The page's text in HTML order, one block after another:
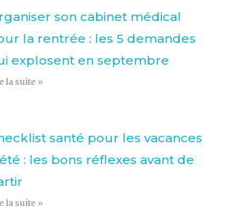
son cabinet médical
la rentrée : les 5 demandes
explosent en septembre
la suite »
santé pour les vacances
: les bons réflexes avant de
la suite »